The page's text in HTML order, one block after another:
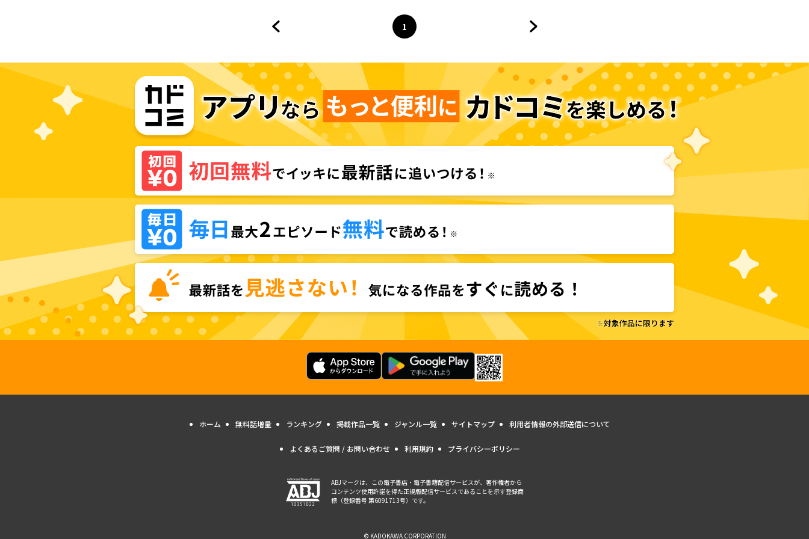
ページ
1
へ
ホーム 無料話増量 ランキング 掲載作品一覧 ジャンル一覧 サイトマップ 利用者情報の外部送信について
よくあるご質問 / お問い合わせ 利用規約 プライバシーポリシー
ABJマークは、この電子書店・電子書籍配信サービスが、著作権者から
コンテンツ使用許諾を得た正規版配信サービスであることを示す登録商
標（登録番号 第6091713号）です。
© KADOKAWA CORPORATION